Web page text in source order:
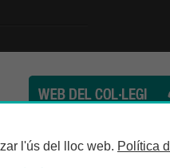
Col·legi de Farmacèutics de la
l'ús del lloc web. Política